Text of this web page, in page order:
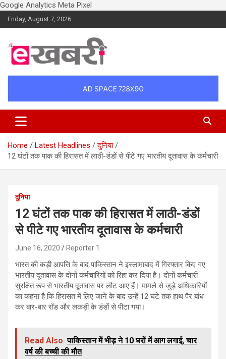
Google Analytics Meta Pixel
Skip
to
Friday, August 7, 2026
Ekhabri.com
Home Latest Headlines
दुनिया
12 घंटों तक पाक की हिरासत में लाठी-डंडों से पीटे गए भारतीय दूतावास के कर्मचारी
दुनिया
12 घंटों तक पाक की हिरासत में लाठी-डंडों
से पीटे गए भारतीय दूतावास के कर्मचारी
June 16, 2020 Reporter 1
भारत की कड़ी आपत्ति के बाद पाकिस्तान ने इस्लामाबाद में गिरफ्तार किए गए
भारतीय दूतावास के दोनों कर्मचारियों को रिहा कर दिया है। दोनों कर्मचारी
सुरक्षित रूप से भारतीय दूतावास पर लौट आए हैं। मामले से जुड़े अधिकारियों
का कहना है कि हिरासत में लिए जाने के बाद उन्हें 12 घंटे तक हाथ पैर बांध
कर बार-बार रॉड और लकड़ी के डंडों से पीटा गया।
Read Also पाकिस्तान में भीड़ ने 10 घरों में आग लगाई, चार
वर्ष की बच्ची की मौत